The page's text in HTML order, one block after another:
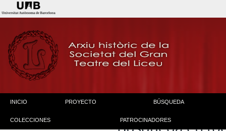
INICIO PROYECTO BÚSQUEDA
COLECCIONES PATROCINADORES